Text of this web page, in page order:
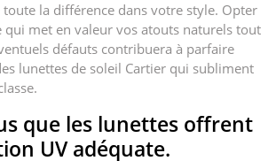
la différence dans votre style. Opter
met en valeur vos atouts naturels tout
défauts contribuera à parfaire
lunettes de soleil Cartier qui subliment
que les lunettes offrent
UV adéquate.